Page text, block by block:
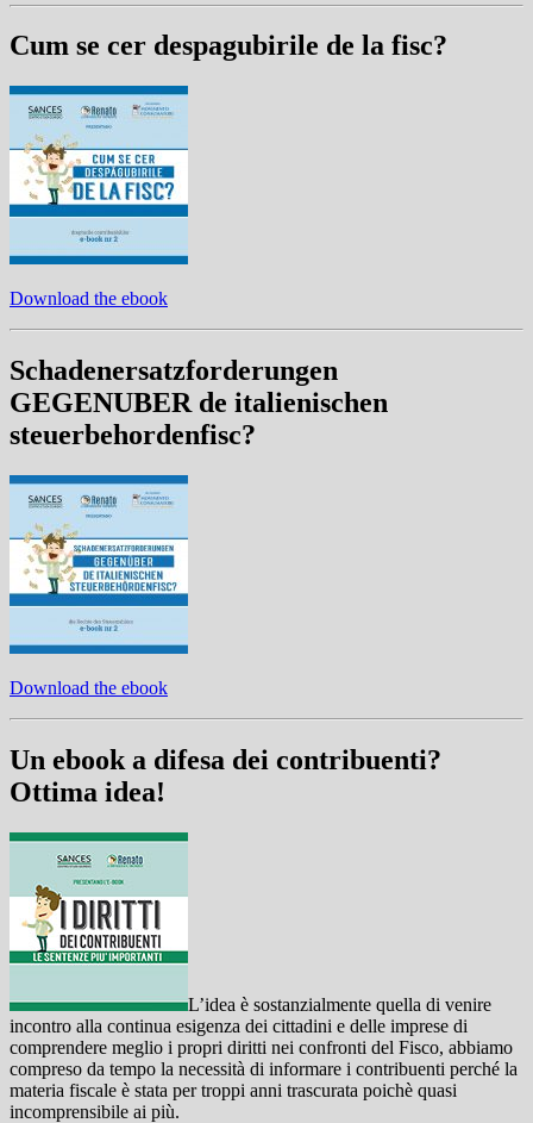
Cum se cer despagubirile de la fisc?
Download the ebook
Schadenersatzforderungen
GEGENUBER de italienischen
steuerbehordenfisc?
Download the ebook
Un ebook a difesa dei contribuenti?
Ottima idea!
L’idea è sostanzialmente quella di venire
incontro alla continua esigenza dei cittadini e delle imprese di
comprendere meglio i propri diritti nei confronti del Fisco, abbiamo
compreso da tempo la necessità di informare i contribuenti perché la
materia fiscale è stata per troppi anni trascurata poichè quasi
incomprensibile ai più.